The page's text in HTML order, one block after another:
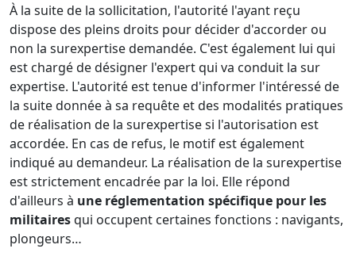
À la suite de la sollicitation, l'autorité l'ayant reçu
dispose des pleins droits pour décider d'accorder ou
non la surexpertise demandée. C'est également lui qui
est chargé de désigner l'expert qui va conduit la sur
expertise. L'autorité est tenue d'informer l'intéressé de
la suite donnée à sa requête et des modalités pratiques
de réalisation de la surexpertise si l'autorisation est
accordée. En cas de refus, le motif est également
indiqué au demandeur. La réalisation de la surexpertise
est strictement encadrée par la loi. Elle répond
d'ailleurs à une réglementation spécifique pour les
militairesqui occupent certaines fonctions : navigants,
plongeurs…